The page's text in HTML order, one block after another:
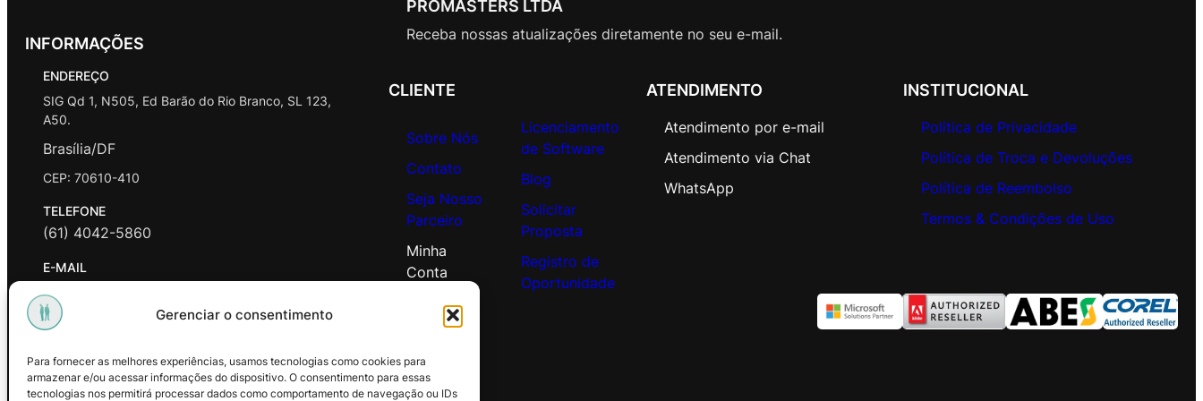
Gerenciar o consentimento
Para fornecer as melhores experiências, usamos tecnologias como cookies para
armazenar e/ou acessar informações do dispositivo. O consentimento para essas
tecnologias nos permitirá processar dados como comportamento de navegação ou IDs
P
INFORMAÇÕES
ENDEREÇO
SIG Qd 1, N505, Ed Barão do Rio Branco, SL 123,
A50.
Brasília/DF
CEP: 70610-410
TELEFONE
(61) 4042-5860
E-MAIL
contato@promasters.net.br
HORÁRIO DE ATENDIMENTO
Facebook Instagram Youtube
PROMASTERS LTDA
Receba nossas atualizações diretamente no seu e-mail.
CLIENTE
Sobre Nós
Contato
Seja Nosso
Parceiro
Minha
Conta
Licenciamento
de Software
Blog
Solicitar
Proposta
Registro de
Oportunidade
ATENDIMENTO
Atendimento por e-mail
Atendimento via Chat
WhatsApp
INSTITUCIONAL
Política de Privacidade
Política de Troca e Devoluções
Política de Reembolso
Termos & Condições de Uso